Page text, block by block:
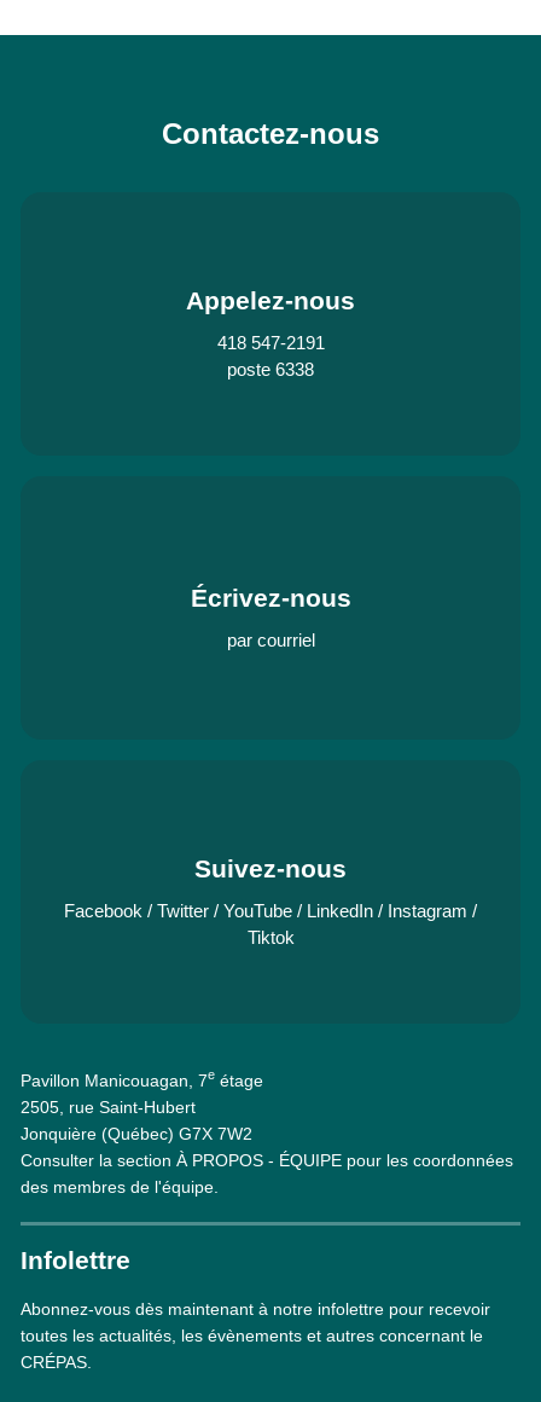
Contactez-nous
Appelez-nous
418 547-2191
poste 6338
Écrivez-nous
par courriel
Suivez-nous
Facebook / Twitter / YouTube / LinkedIn / Instagram /
Tiktok
Pavillon Manicouagan, 7e étage
2505, rue Saint-Hubert
Jonquière (Québec) G7X 7W2
Consulter la section À PROPOS - ÉQUIPE pour les coordonnées
des membres de l'équipe.
Infolettre
Abonnez-vous dès maintenant à notre infolettre pour recevoir
toutes les actualités, les évènements et autres concernant le
CRÉPAS.